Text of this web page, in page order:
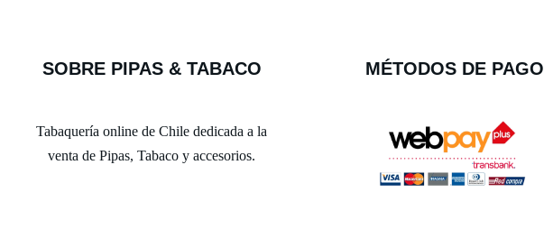
SOBRE PIPAS & TABACO
Tabaquería online de Chile dedicada a la
venta de Pipas, Tabaco y accesorios.
MÉTODOS DE PAGO